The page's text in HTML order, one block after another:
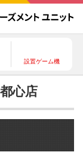
設置ゲーム機
心店